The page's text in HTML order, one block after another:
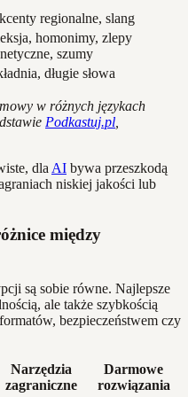
regionalne, slang
homonimy, zlepy
szumy
długie słowa
w różnych językach
Podkastuj.pl
dla AI bywa przeszkodą
niskiej jakości lub
między
są sobie równe. Najlepsze
ale także szybkością
bezpieczeństwem czy
Narzędzia
zagraniczne
Darmowe
rozwiązania